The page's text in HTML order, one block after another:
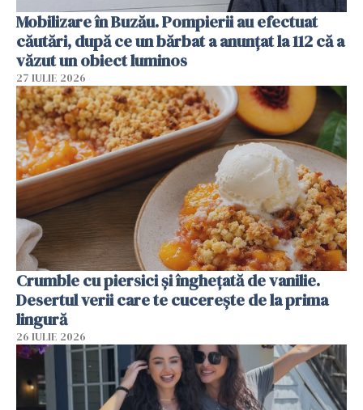
Mobilizare în Buzău. Pompierii au efectuat
căutări, după ce un bărbat a anunțat la 112 că a
văzut un obiect luminos
27 IULIE 2026
Crumble cu piersici și înghețată de vanilie.
Desertul verii care te cucerește de la prima
lingură
26 IULIE 2026